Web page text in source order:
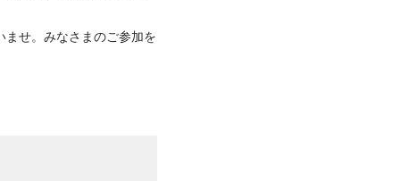
せ。みなさまのご参加を